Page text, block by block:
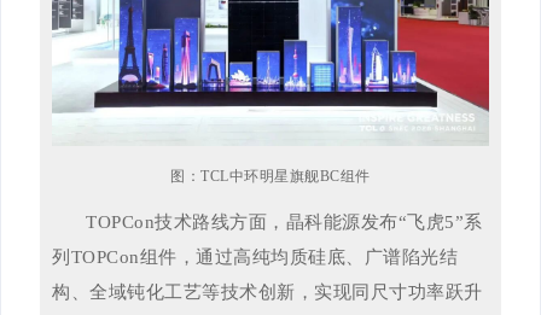
图：TCL中环明星旗舰BC组件
TOPCon技术路线方面，晶科能源发布“飞虎5”系
列TOPCon组件，通过高纯均质硅底、广谱陷光结
构、全域钝化工艺等技术创新，实现同尺寸功率跃升